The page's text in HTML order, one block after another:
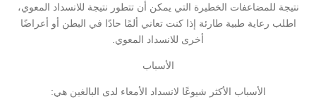
نتيجة للمضاعفات الخطيرة التي يمكن أن تتطور نتيجة للانسداد المعوي،
اطلب رعاية طبية طارئة إذا كنت تعاني ألمًا حادًا في البطن أو أعراضًا
أخرى للانسداد المعوي.
الأسباب
الأسباب الأكثر شيوعًا لانسداد الأمعاء لدى البالغين هي: